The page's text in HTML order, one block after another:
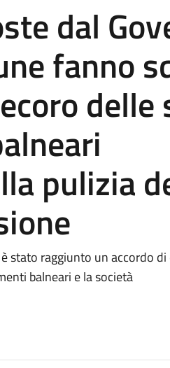
dal
fanno
delle
pulizia
stato raggiunto un accordo
balneari e la società